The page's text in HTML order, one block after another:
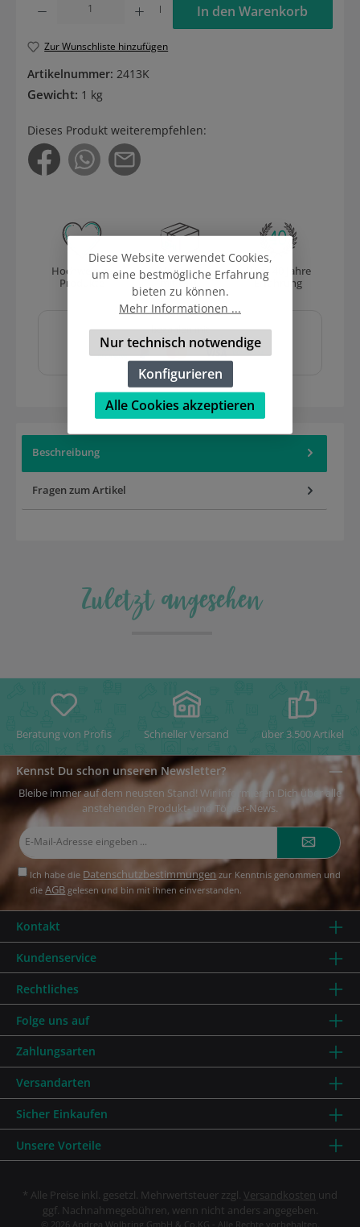
l In den Warenkorb
Zur Wunschliste hinzufügen
Artikelnummer: 2413K
Gewicht: 1 kg
Dieses Produkt weiterempfehlen:
Hochwertige
Produkte
Versand
mit DHL
Über 40 Jahre
Erfahrung
Sicher und schnell
bezahlen mit
Beschreibung
Fragen zum Artikel
Zuletzt angesehen
Beratung von Profis Schneller Versand über 3.500 Artikel
Kennst Du schon unseren Newsletter?
Bleibe immer auf dem neusten Stand! Wir informieren Dich über alle
anstehenden Produkt- und Töpfer-News.
Ich habe die Datenschutzbestimmungen zur Kenntnis genommen und
dieAGB gelesen und bin mit ihnen einverstanden.
Kundenservice
Rechtliches
Kontakt
Zahlungsarten
Versandarten
Sicher Einkaufen
Folge uns auf
Unsere Vorteile
* Alle Preise inkl. gesetzl. Mehrwertsteuer zzgl. Versandkosten und
ggf. Nachnahmegebühren, wenn nicht anders angegeben.
© 2026 Andrea Wolbring GmbH & Co.KG - Alle Rechte vorbehalten.
Diese Website verwendet Cookies,
um eine bestmögliche Erfahrung
bieten zu können.
Mehr Informationen ...
Nur technisch notwendige
Konfigurieren
Alle Cookies akzeptieren